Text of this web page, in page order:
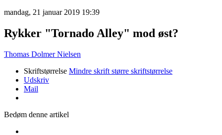
mandag, 21 januar 2019 19:39
Rykker "Tornado Alley" mod øst?
Thomas Dolmer Nielsen
Skriftstørrelse Mindre skrift større skriftstørrelse
Udskriv
Mail
Bedøm denne artikel